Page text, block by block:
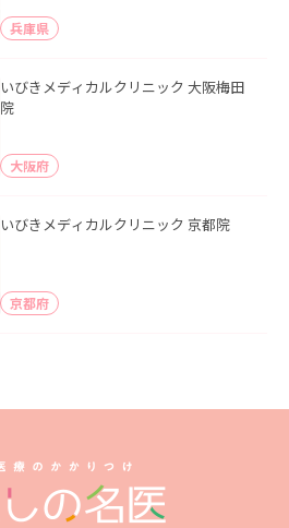
兵庫県
いびきメディカルクリニック 大阪梅田
院
大阪府
いびきメディカルクリニック 京都院
京都府